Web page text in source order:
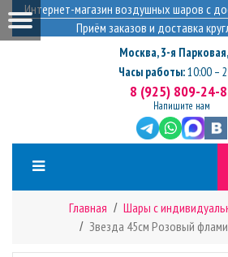
Интернет-магазин воздушных шаров с
Приём заказов и доставка
Москва,3-я
Часы работы:10:00 –
8 (925) 809-24-
Напишите нам
Главная
Шары с
Звезда 45см Розовый